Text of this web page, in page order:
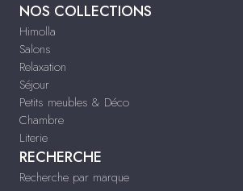
NOS COLLECTIONS
Himolla
Salons
Relaxation
Séjour
Petits meubles & Déco
Chambre
Literie
RECHERCHE
Recherche par marque